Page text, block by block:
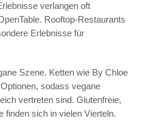
verlangen oft
Rooftop-Restaurants
Erlebnisse für
Szene. Ketten wie By Chloe
sodass vegane
vertreten sind. Glutenfreie,
finden sich in vielen Vierteln.